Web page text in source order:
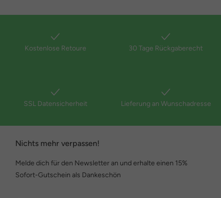
Kostenlose Retoure 30 Tage Rückgaberecht
SSL Datensicherheit Lieferung an Wunschadresse
Nichts mehr verpassen!
Melde dich für den Newsletter an und erhalte einen 15%
Sofort-Gutschein als Dankeschön